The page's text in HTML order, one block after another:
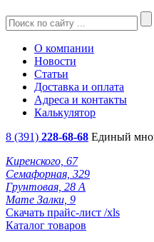
О компании
Новости
Статьи
Доставка и оплата
Адреса и контакты
Калькулятор
8 (391) 228-68-68 Единый
Киренского, 67
Семафорная, 329
Грунтовая, 28 А
Мате Залки, 9
Скачать прайс-лист /xls
Каталог товаров